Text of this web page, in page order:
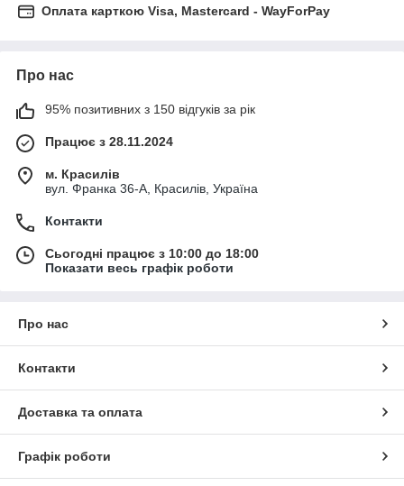
Оплата карткою Visa, Mastercard - WayForPay
Про нас
95% позитивних з 150 відгуків за рік
Працює з 28.11.2024
м. Красилів
вул. Франка 36-А, Красилів, Україна
Контакти
Сьогодні працює з 10:00 до 18:00
Показати весь графік роботи
Про нас
Контакти
Доставка та оплата
Графік роботи